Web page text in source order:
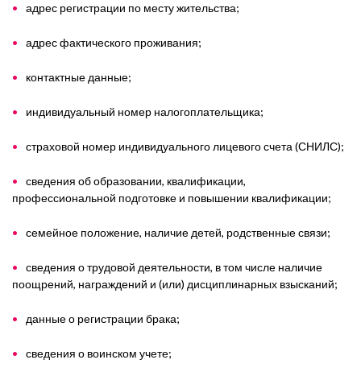
адрес регистрации по месту жительства;
адрес фактического проживания;
контактные данные;
индивидуальный номер налогоплательщика;
страховой номер индивидуального лицевого счета (СНИЛС);
сведения об образовании, квалификации,
профессиональной подготовке и повышении квалификации;
семейное положение, наличие детей, родственные связи;
сведения о трудовой деятельности, в том числе наличие
поощрений, награждений и (или) дисциплинарных взысканий;
данные о регистрации брака;
сведения о воинском учете;